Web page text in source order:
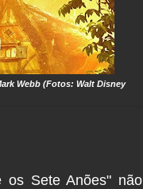
Webb (Fotos: Walt Disney
os Sete Anões" não